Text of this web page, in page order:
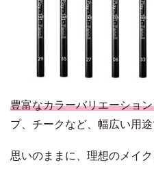
豊富なカラーバリエーショ
プ、チークなど、幅広い用途
思いのままに、理想のメイ